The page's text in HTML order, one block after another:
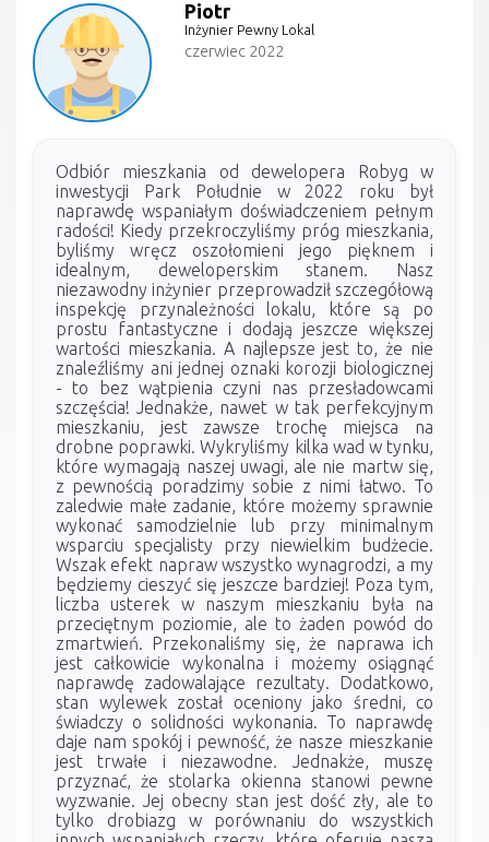
Piotr
Inżynier Pewny Lokal
czerwiec 2022
Odbiór mieszkania od dewelopera Robyg w
inwestycji Park Południe w 2022 roku był
naprawdę wspaniałym doświadczeniem pełnym
radości! Kiedy przekroczyliśmy próg mieszkania,
byliśmy wręcz oszołomieni jego pięknem i
idealnym, deweloperskim stanem. Nasz
niezawodny inżynier przeprowadził szczegółową
inspekcję przynależności lokalu, które są po
prostu fantastyczne i dodają jeszcze większej
wartości mieszkania. A najlepsze jest to, że nie
znaleźliśmy ani jednej oznaki korozji biologicznej
- to bez wątpienia czyni nas przesładowcami
szczęścia! Jednakże, nawet w tak perfekcyjnym
mieszkaniu, jest zawsze trochę miejsca na
drobne poprawki. Wykryliśmy kilka wad w tynku,
które wymagają naszej uwagi, ale nie martw się,
z pewnością poradzimy sobie z nimi łatwo. To
zaledwie małe zadanie, które możemy sprawnie
wykonać samodzielnie lub przy minimalnym
wsparciu specjalisty przy niewielkim budżecie.
Wszak efekt napraw wszystko wynagrodzi, a my
będziemy cieszyć się jeszcze bardziej! Poza tym,
liczba usterek w naszym mieszkaniu była na
przeciętnym poziomie, ale to żaden powód do
zmartwień. Przekonaliśmy się, że naprawa ich
jest całkowicie wykonalna i możemy osiągnąć
naprawdę zadowalające rezultaty. Dodatkowo,
stan wylewek został oceniony jako średni, co
świadczy o solidności wykonania. To naprawdę
daje nam spokój i pewność, że nasze mieszkanie
jest trwałe i niezawodne. Jednakże, muszę
przyznać, że stolarka okienna stanowi pewne
wyzwanie. Jej obecny stan jest dość zły, ale to
tylko drobiazg w porównaniu do wszystkich